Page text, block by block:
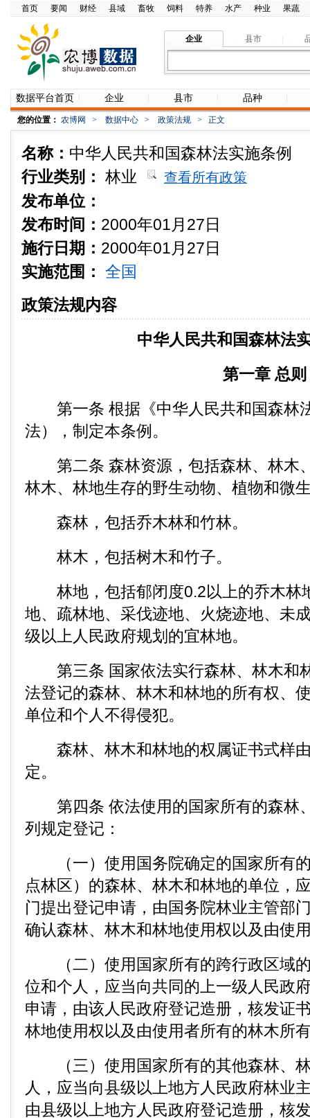
首页 要闻 财经 县域 畜牧 饲料 特养 水产 种业 果蔬
企业 县市
数据平台首页 企业 县市 品种
您的位置： 农博网 > 数据中心 > 政策法规 > 正文
名称： 中华人民共和国森林法实施条例
行业类别： 林业 查看所有政策
发布单位：
发布时间： 2000年01月27日
施行日期： 2000年01月27日
实施范围： 全国
政策法规内容
中华人民共和国森林法
第一章 总则
第一条 根据《中华人民共和国森林
法），制定本条例。
第二条 森林资源，包括森林、林木
林木、林地生存的野生动物、植物和微
森林，包括乔木林和竹林。
林木，包括树木和竹子。
林地，包括郁闭度0.2以上的乔木林
地、疏林地、采伐迹地、火烧迹地、未
级以上人民政府规划的宜林地。
第三条 国家依法实行森林、林木和
法登记的森林、林木和林地的所有权、
单位和个人不得侵犯。
森林、林木和林地的权属证书式样由
定。
第四条 依法使用的国家所有的森林
列规定登记：
（一）使用国务院确定的国家所有的
点林区）的森林、林木和林地的单位，
门提出登记申请，由国务院林业主管部
确认森林、林木和林地使用权以及由使
（二）使用国家所有的跨行政区域的
位和个人，应当向共同的上一级人民政
申请，由该人民政府登记造册，核发证
林地使用权以及由使用者所有的林木所
（三）使用国家所有的其他森林、林
人，应当向县级以上地方人民政府林业
由县级以上地方人民政府登记造册，核